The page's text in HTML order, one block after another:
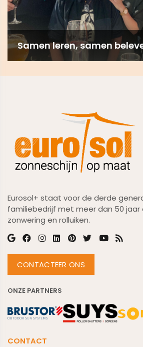
Samen leren, samen
Eurosol+ staat voor de derde
familiebedrijf met meer dan 50 jaar
zonwering en rolluiken.
CONTACTEER ONS
ONZE PARTNERS
CONTACT